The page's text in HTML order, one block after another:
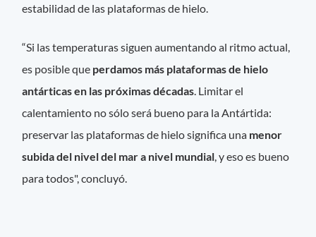
estabilidad de las plataformas de hielo.
“Si las temperaturas siguen aumentando al ritmo actual,
es posible que perdamos más plataformas de hielo
antárticas en las próximas décadas . Limitar el
calentamiento no sólo será bueno para la Antártida:
preservar las plataformas de hielo significa una menor
subida del nivel del mar a nivel mundial , y eso es bueno
para todos", concluyó.